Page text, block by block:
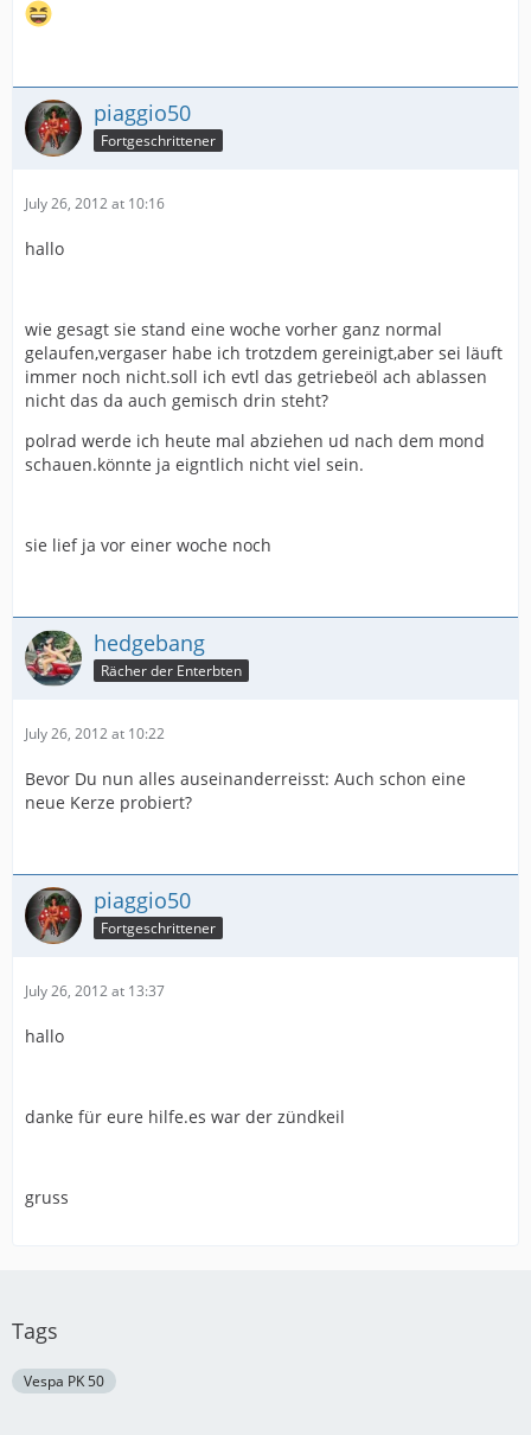
piaggio50
Fortgeschrittener
July 26, 2012 at 10:16
hallo
wie gesagt sie stand eine woche vorher ganz normal
gelaufen,vergaser habe ich trotzdem gereinigt,aber sei läuft
immer noch nicht.soll ich evtl das getriebeöl ach ablassen
nicht das da auch gemisch drin steht?
polrad werde ich heute mal abziehen ud nach dem mond
schauen.könnte ja eigntlich nicht viel sein.
sie lief ja vor einer woche noch
hedgebang
Rächer der Enterbten
July 26, 2012 at 10:22
Bevor Du nun alles auseinanderreisst: Auch schon eine
neue Kerze probiert?
piaggio50
Fortgeschrittener
July 26, 2012 at 13:37
hallo
danke für eure hilfe.es war der zündkeil
gruss
Tags
Vespa PK 50